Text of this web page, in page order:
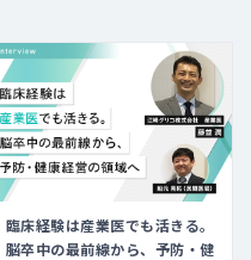
臨床経験は産業医でも活きる。
脳卒中の最前線から、予防・健